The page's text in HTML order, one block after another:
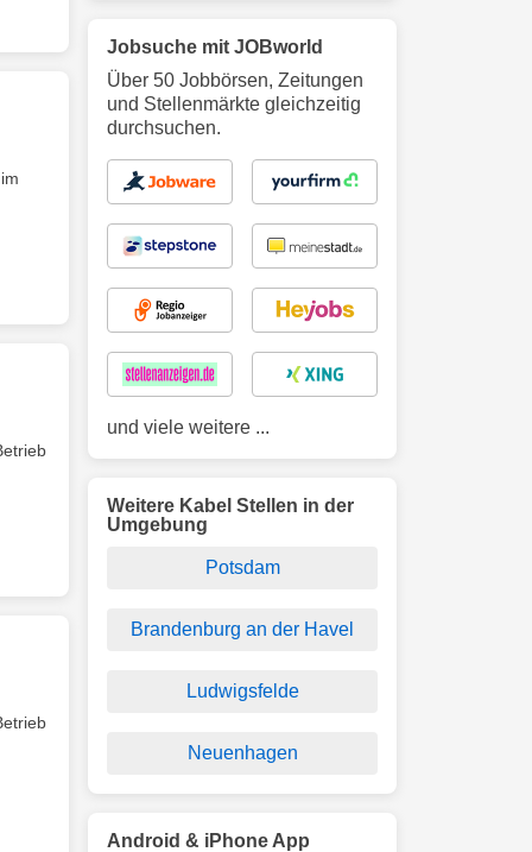
Jobsuche mit JOBworld
Über 50 Jobbörsen, Zeitungen
und Stellenmärkte gleichzeitig
durchsuchen.
und viele weitere ...
Weitere Kabel Stellen in der
Umgebung
Potsdam
Brandenburg an der Havel
Ludwigsfelde
Neuenhagen
Android & iPhone App